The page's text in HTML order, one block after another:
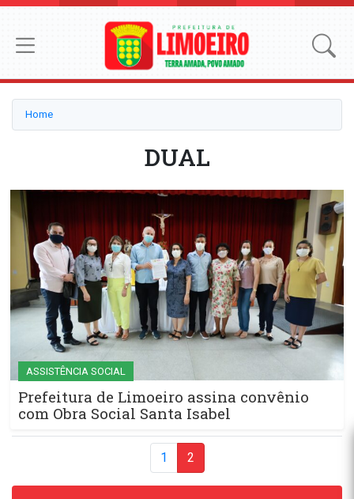
Home
DUAL
ASSISTÊNCIA SOCIAL
Prefeitura de Limoeiro assina convênio
com Obra Social Santa Isabel
1 2